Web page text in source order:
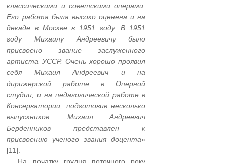
классическими и советскими операми.
Его работа была высоко оценена и на
декаде в Москве в 1951 году. В 1951
году Михаилу Андреевичу было
присвоено звание заслуженного
артиста УССР. Очень хорошо проявил
себя Михаил Андреевич и на
дирижерской работе в Оперной
студии, и на педагогической работе в
Консерватории, подготовив несколько
выпускников. Михаил Андреевич
Берденников представлен к
присвоению ученого звания доцента»
[11].
На початку грудня поточного року